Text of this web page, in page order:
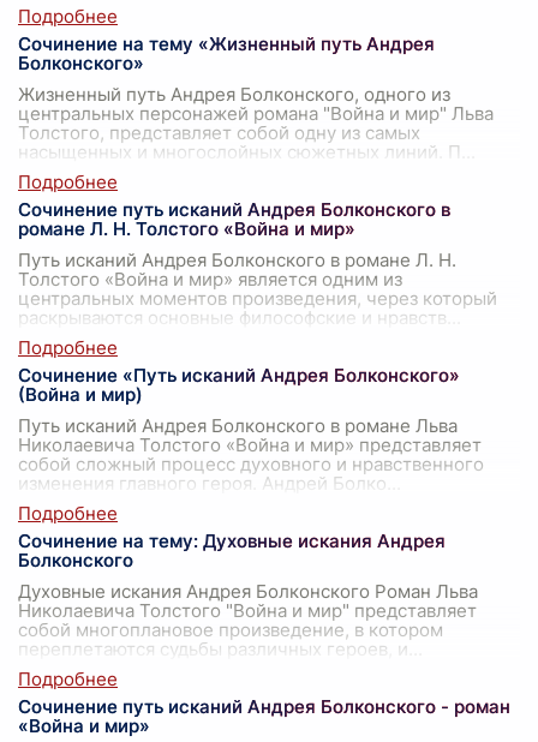
Сочинение на тему «Жизненный путь Андрея
Болконского»
Жизненный путь Андрея Болконского, одного из
центральных персонажей романа "Война и мир" Льва
Толстого, представляет собой одну из самых
насыщенных и многослойных сюжетных линий. П
Сочинение путь исканий Андрея Болконского в
романе Л. Н. Толстого «Война и мир»
Путь исканий Андрея Болконского в романе Л. Н.
Толстого «Война и мир» является одним из
центральных моментов произведения, через который
раскрываются основные философские и нравств
Сочинение «Путь исканий Андрея Болконского»
(Война и мир)
Путь исканий Андрея Болконского в романе Льва
Николаевича Толстого «Война и мир» представляет
собой сложный процесс духовного и нравственного
изменения главного героя. Андрей Болко
Сочинение на тему: Духовные искания Андрея
Болконского
Духовные искания Андрея Болконского Роман Льва
Николаевича Толстого "Война и мир" представляет
собой многоплановое произведение, в котором
переплетаются судьбы различных героев, и
Сочинение путь исканий Андрея Болконского - роман
«Война и мир»